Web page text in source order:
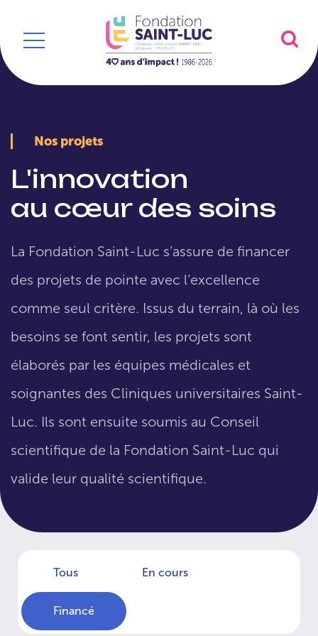
Nos projets
L'innovation
au cœur des soins
La Fondation Saint-Luc s’assure de financer
des projets de pointe avec l’excellence
comme seul critère. Issus du terrain, là où les
besoins se font sentir, les projets sont
élaborés par les équipes médicales et
soignantes des Cliniques universitaires Saint-
Luc. Ils sont ensuite soumis au Conseil
scientifique de la Fondation Saint-Luc qui
valide leur qualité scientifique.
Tous En cours
Financé